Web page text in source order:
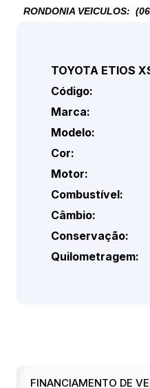
RONDONIA VEICULOS:
TOYOTA ETIOS
Código:
Marca:
Modelo:
Cor:
Motor:
Combustível:
Câmbio:
Conservação:
Quilometragem:
FINANCIAMENTO DE